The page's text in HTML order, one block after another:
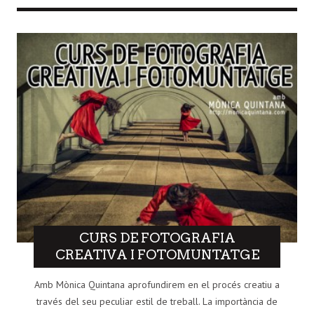
CURS DE FOTOGRAFIA
CREATIVA I FOTOMUNTATGE
Amb Mònica Quintana aprofundirem en el procés creatiu a
través del seu peculiar estil de treball. La importància de